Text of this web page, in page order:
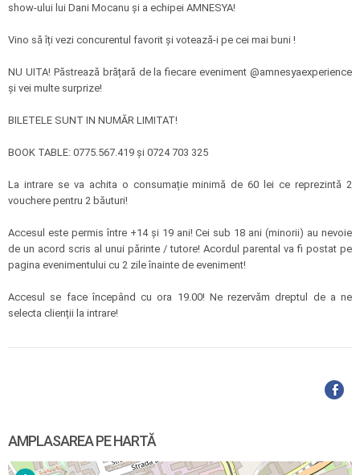
show-ului lui Dani Mocanu și a echipei AMNESYA!
Vino să îți vezi concurentul favorit și votează-i pe cei mai buni !
NU UITA! Păstrează brățară de la fiecare eveniment @amnesyaexperience
și vei multe surprize!
BILETELE SUNT IN NUMĂR LIMITAT!
BOOK TABLE: 0775.567.419 și 0724 703 325
La intrare se va achita o consumație minimă de 60 lei ce reprezintă 2
vouchere pentru 2 băuturi!
Accesul este permis între +14 și 19 ani! Cei sub 18 ani (minorii) au nevoie
de un acord scris al unui părinte / tutore! Acordul parental va fi postat pe
pagina evenimentului cu 2 zile înainte de eveniment!
Accesul se face începând cu ora 19.00! Ne rezervăm dreptul de a ne
selecta clienții la intrare!
AMPLASAREA PE HARTĂ